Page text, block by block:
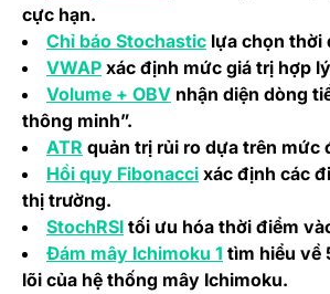
cực hạn.
Chỉ báo Stochastic(opens in a
lựa chọn thời
VWAP(opens in a new tab)
xác định mức giá trị hợp
Volume + OBV(opens in a new
nhận diện dòng
thông minh”.
ATR (opens in a new tab)
quản trị rủi ro dựa trên mức
Hồi quy Fibonacci(opens in a
xác định các
thị trường.
StochRSI(opens in a new tab)
tối ưu hóa thời điểm
Đám mây Ichimoku 1 (opens in a
tìm hiểu về
lõi của hệ thống mây Ichimoku.